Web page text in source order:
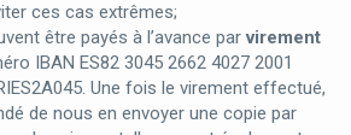
ces cas extrêmes;
être payés à l’avance parvirement
IBAN ES82 3045 2662 4027 2001
Une fois le virement effectué,
de nous en envoyer une copie par